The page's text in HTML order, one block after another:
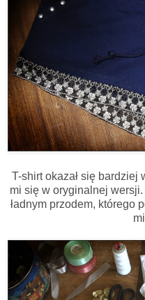
T-shirt okazał się bardziej
mi się w oryginalnej wersji.
ładnym przodem, którego